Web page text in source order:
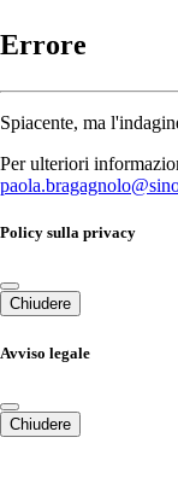
Errore
Spiacente, ma
Per ulteriori
Policy sulla privacy
Chiudere
Avviso legale
Chiudere